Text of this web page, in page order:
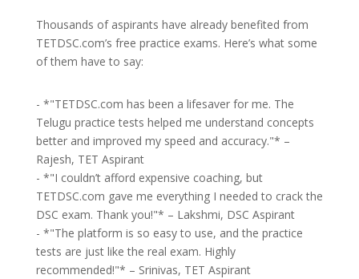
Thousands of aspirants have already benefited from
TETDSC.com’s free practice exams. Here’s what some
of them have to say:
- *"TETDSC.com has been a lifesaver for me. The
Telugu practice tests helped me understand concepts
better and improved my speed and accuracy."* –
Rajesh, TET Aspirant
- *"I couldn’t afford expensive coaching, but
TETDSC.com gave me everything I needed to crack the
DSC exam. Thank you!"* – Lakshmi, DSC Aspirant
- *"The platform is so easy to use, and the practice
tests are just like the real exam. Highly
recommended!"* – Srinivas, TET Aspirant